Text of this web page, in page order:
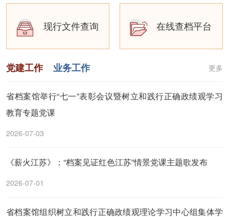
现行文件查询 在线查档平台
党建工作 业务工作 更多
省档案馆举行“七一”表彰会议暨树立和践行正确政绩观学习
教育专题党课
2026-07-03
《薪火江苏》：“档案见证红色江苏”情景党课主题歌发布
2026-07-01
省档案馆组织树立和践行正确政绩观理论学习中心组集体学